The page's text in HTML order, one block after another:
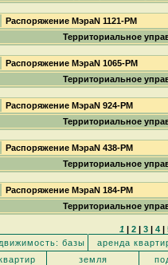
Распоряжение МэраN 1121-РМ
Территориальное
Распоряжение МэраN 1065-РМ
Территориальное
Распоряжение МэраN 924-РМ
Территориальное
Распоряжение МэраN 438-РМ
Территориальное
Распоряжение МэраN 184-РМ
Территориальное
1| 2| 3| 4|
базы
аренда
земля